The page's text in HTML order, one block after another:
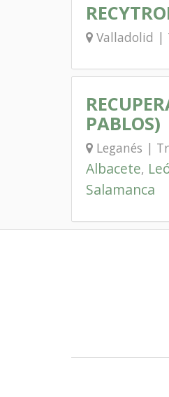
Valladolid |
PABLOS)
Leganés |
Albacete,
Salamanca